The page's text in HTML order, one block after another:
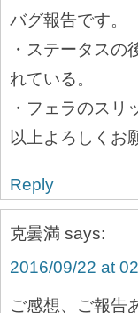
バグ報告です。
・ステータス
れている。
・フェラのス
以上よろしくお
Reply
克曇満 says:
2016/09/22 at
ご感想、ご報告